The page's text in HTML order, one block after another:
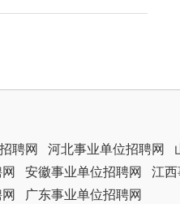
聘网 河北事业单位招聘网
安徽事业单位招聘网 江
广东事业单位招聘网